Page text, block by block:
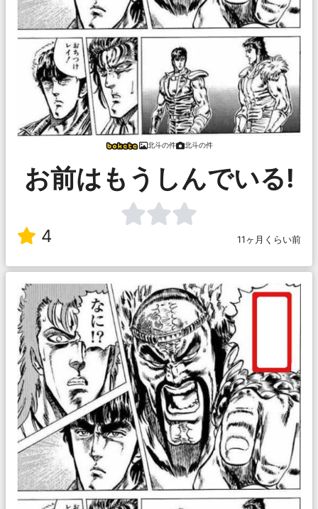
北斗の件 北斗の件
お前はもうしんでいる!
4 11ヶ月くらい前